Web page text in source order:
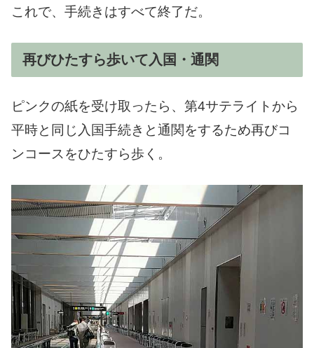
これで、手続きはすべて終了だ。
再びひたすら歩いて入国・通関
ピンクの紙を受け取ったら、第4サテライトから
平時と同じ入国手続きと通関をするため再びコ
ンコースをひたすら歩く。